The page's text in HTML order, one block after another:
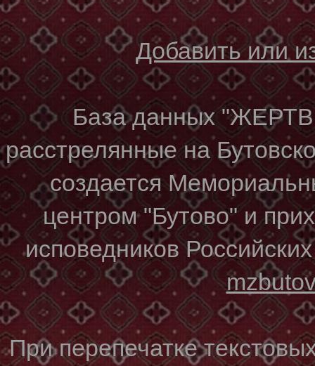
Добавить или
База данных
расстрелянные на
создается
центром "Бутово" и
исповедников
При перепечатке